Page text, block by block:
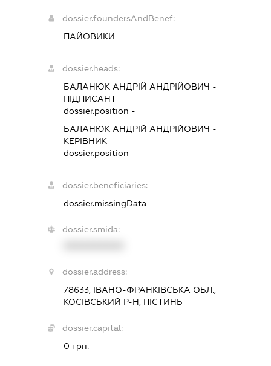
dossier.foundersAndBenef:
ПАЙОВИКИ
dossier.heads:
БАЛАНЮК АНДРІЙ АНДРІЙОВИЧ -
ПІДПИСАНТ
dossier.position -
БАЛАНЮК АНДРІЙ АНДРІЙОВИЧ -
КЕРІВНИК
dossier.position -
dossier.beneficiaries:
dossier.missingData
dossier.smida:
dossier.address:
78633, ІВАНО-ФРАНКІВСЬКА ОБЛ.,
КОСІВСЬКИЙ Р-Н, ПІСТИНЬ
dossier.capital:
0 грн.